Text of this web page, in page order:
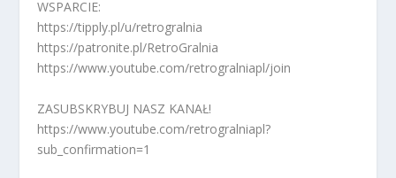
WSPARCIE:
https://tipply.pl/u/retrogralnia
https://patronite.pl/RetroGralnia
https://www.youtube.com/retrogralniapl/join
ZASUBSKRYBUJ NASZ KANAŁ!
https://www.youtube.com/retrogralniapl?
sub_confirmation=1